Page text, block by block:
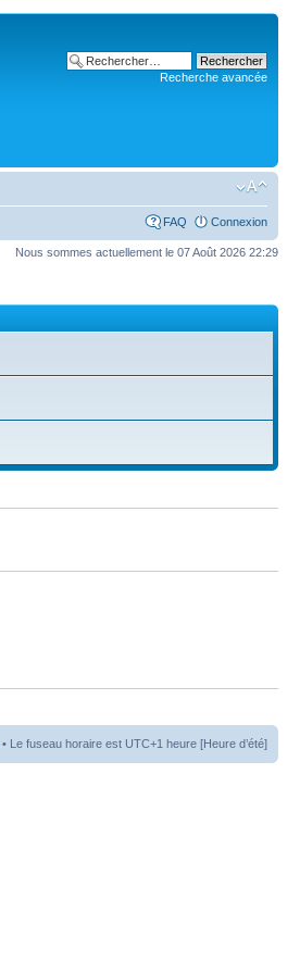
Recherche avancée
FAQ Connexion
Nous sommes actuellement le 07 Août 2026 22:29
• Le fuseau horaire est UTC+1 heure [Heure d’été]